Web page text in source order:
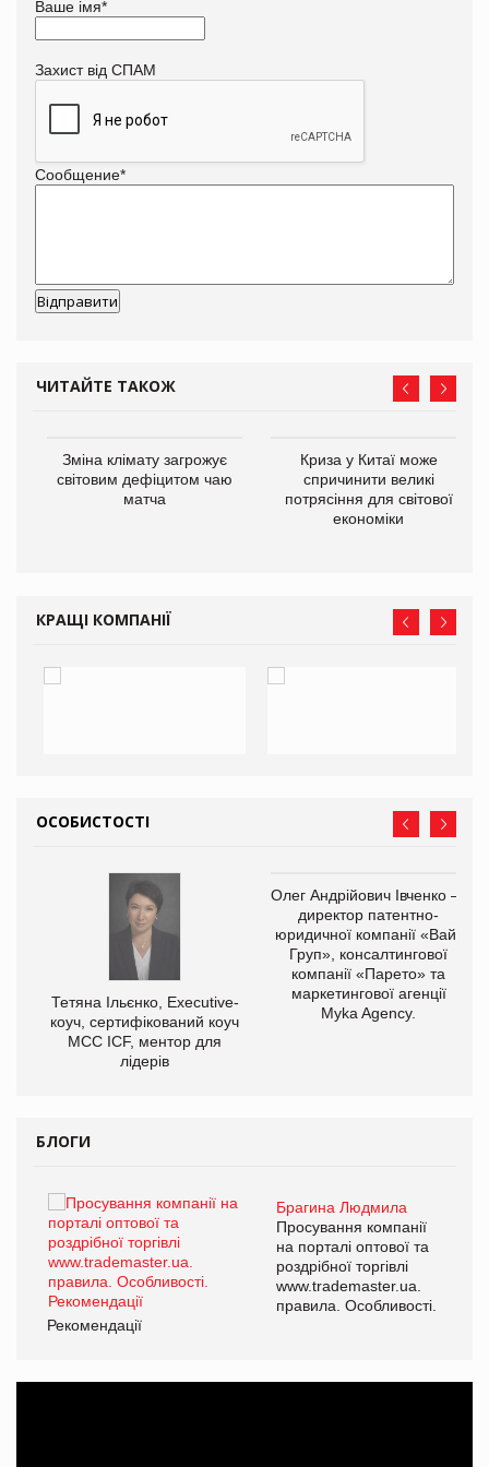
Ваше імя*
Захист від СПАМ
Сообщение*
ЧИТАЙТЕ ТАКОЖ
Зміна клімату загрожує
світовим дефіцитом чаю
матча
Криза у Китаї може
спричинити великі
потрясіння для світової
економіки
КРАЩІ КОМПАНІЇ
ОСОБИСТОСТІ
Тетяна Ільєнко, Executive-
коуч, сертифікований коуч
МСС ICF, ментор для
лідерів
Олег Андрійович Івченко —
директор патентно-
юридичної компанії «Вайз
Груп», консалтингової
компанії «Парето» та
маркетингової агенції
Myka Agency.
БЛОГИ
Брагина Людмила
Просування компанії
на порталі оптової та
роздрібної торгівлі
www.trademaster.ua.
правила. Особливості.
Рекомендації